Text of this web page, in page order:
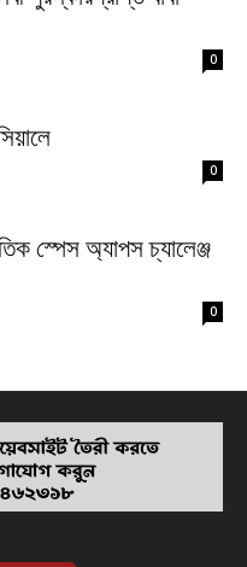
0
0
স্পেস অ্যাপস চ্যালেঞ্জ
0